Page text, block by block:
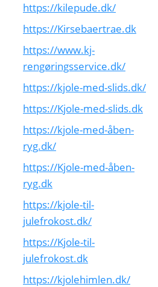
https://kilepude.dk/
https://Kirsebaertrae.dk
https://www.kj-
rengøringsservice.dk/
https://kjole-med-slids.dk/
https://Kjole-med-slids.dk
https://kjole-med-åben-
ryg.dk/
https://Kjole-med-åben-
ryg.dk
https://kjole-til-
julefrokost.dk/
https://Kjole-til-
julefrokost.dk
https://kjolehimlen.dk/